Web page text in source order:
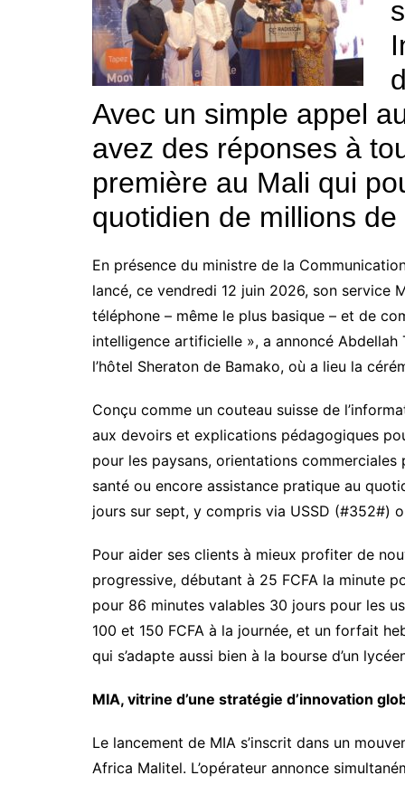
Avec un simple appel
avez des réponses à
première au Mali qui
quotidien de millions
En présence du ministre de la
lancé, ce vendredi 12 juin 2026, son service
téléphone – même le plus basique – et de
intelligence artificielle », a annoncé
l’hôtel Sheraton de Bamako, où a lieu la
Conçu comme un couteau suisse de
aux devoirs et explications pédagogiques
pour les paysans, orientations
santé ou encore assistance pratique au
jours sur sept, y compris via USSD (#352#)
Pour aider ses clients à mieux profiter de
progressive, débutant à 25 FCFA la minute
pour 86 minutes valables 30 jours pour les
100 et 150 FCFA à la journée, et un forfait
qui s’adapte aussi bien à la bourse d’un
MIA, vitrine d’une stratégie d’innovation
Le lancement de MIA s’inscrit dans un
Africa Malitel. L’opérateur annonce